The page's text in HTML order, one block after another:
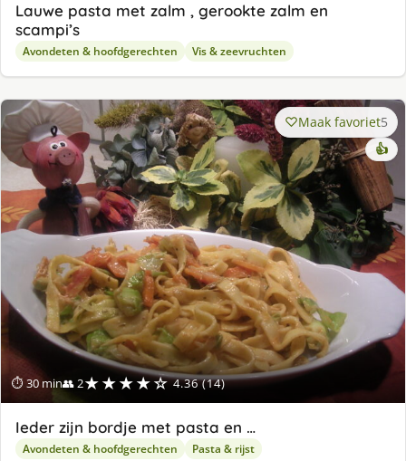
Lauwe pasta met zalm , gerookte zalm en
scampi’s
Avondeten & hoofdgerechten Vis & zeevruchten
⏱ 30 min👥 2★★★★☆ 4.36 (14)
Maak favoriet5
👍
Ieder zijn bordje met pasta en …
Avondeten & hoofdgerechten Pasta & rijst